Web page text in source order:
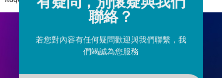
聯絡？
若您對內容有任何疑問歡迎與我們聯繫，我
們竭誠為您服務